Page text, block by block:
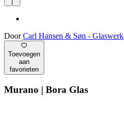
DoorCarl Hansen & Søn - Glaswerk
Toevoegen
aan
favorieten
Murano | Bora Glas